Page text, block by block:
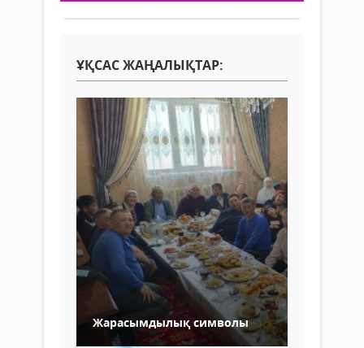
ҰҚСАС ЖАҢАЛЫҚТАР:
Жарасымдылық символы